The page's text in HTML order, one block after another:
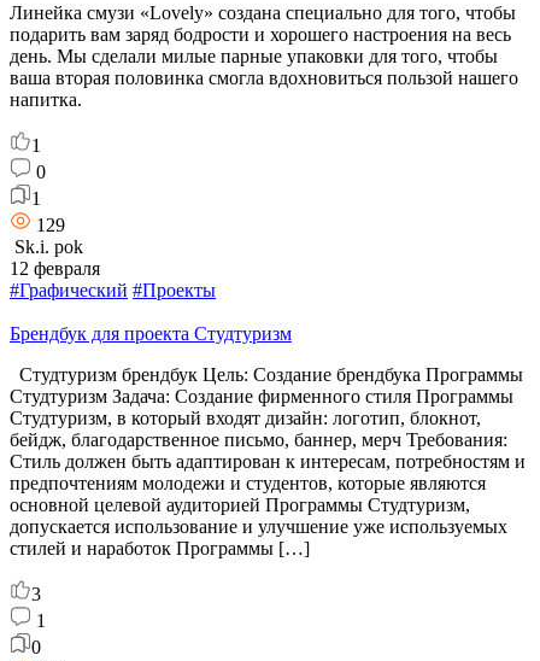
Линейка смузи «Lovely» создана специально для того, чтобы
подарить вам заряд бодрости и хорошего настроения на весь
день. Мы сделали милые парные упаковки для того, чтобы
ваша вторая половинка смогла вдохновиться пользой нашего
напитка.
1
0
1
129
Sk.i. pok
12 февраля
#Графический #Проекты
Брендбук для проекта Студтуризм
Студтуризм брендбук Цель: Создание брендбука Программы
Студтуризм Задача: Создание фирменного стиля Программы
Студтуризм, в который входят дизайн: логотип, блокнот,
бейдж, благодарственное письмо, баннер, мерч Требования:
Стиль должен быть адаптирован к интересам, потребностям и
предпочтениям молодежи и студентов, которые являются
основной целевой аудиторией Программы Студтуризм,
допускается использование и улучшение уже используемых
стилей и наработок Программы […]
3
1
0